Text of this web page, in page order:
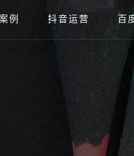
例 抖音运营 百